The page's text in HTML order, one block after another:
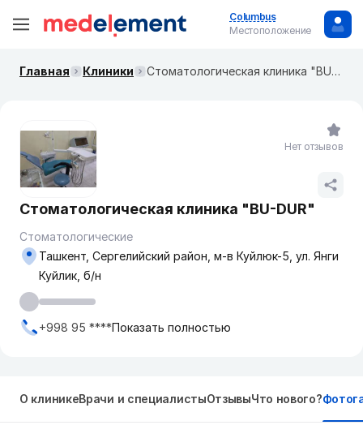
Columbus
Местоположение
Главная Клиники Стоматологическая клиника "BU-DUR"
Стоматологическая клиника "BU-DUR"
Стоматологические
Ташкент, Сергелийский район, м-в Куйлюк-5, ул. Янги
Куйлик, б/н
+998 95 ****Показать полностью
Нет отзывов
О клиникеВрачи и специалистыОтзывыЧто нового?